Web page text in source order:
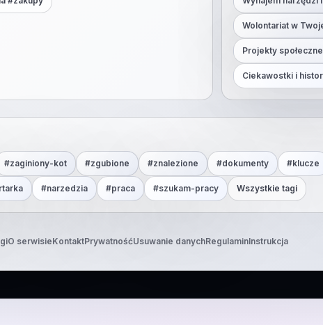
Wolontariat w
Projekty
Ciekawostki i
#zaginiony-kot #zgubione #znalezione #dokumenty #klucze
#narzedzia #praca #szukam-pracy Wszystkie tagi
O serwisieKontaktPrywatnośćUsuwanie danychRegulaminInstrukcja